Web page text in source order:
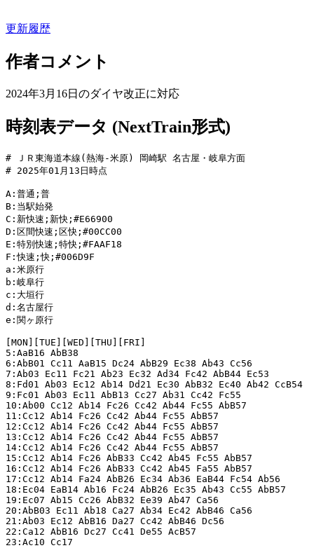
更新履歴
作者コメント
2024年3月16日のダイヤ改正に対応
時刻表データ (NextTrain形式)
# ＪＲ東海道本線(熱海-米原) 岡崎駅 名古屋・岐阜方面
# 2025年01月13日時点
A:普通;普
B:当駅始発
C:新快速;新快;#E66900
D:区間快速;区快;#00CC00
E:特別快速;特快;#FAAF18
F:快速;快;#006D9F
a:米原行
b:岐阜行
c:大垣行
d:名古屋行
e:関ヶ原行
[MON][TUE][WED][THU][FRI]
5:AaB16 AbB38
6:AbB01 Cc11 AaB15 Dc24 AbB29 Ec38 Ab43 Cc56
7:Ab03 Ec11 Fc21 Ab23 Ec32 Ad34 Fc42 AbB44 Ec53
8:Fd01 Ab03 Ec12 Ab14 Dd21 Ec30 AbB32 Ec40 Ab42 CcB54
9:Fc01 Ab03 Ec11 AbB13 Cc27 Ab31 Cc42 Fc55
10:Ab00 Cc12 Ab14 Fc26 Cc42 Ab44 Fc55 AbB57
11:Cc12 Ab14 Fc26 Cc42 Ab44 Fc55 AbB57
12:Cc12 Ab14 Fc26 Cc42 Ab44 Fc55 AbB57
13:Cc12 Ab14 Fc26 Cc42 Ab44 Fc55 AbB57
14:Cc12 Ab14 Fc26 Cc42 Ab44 Fc55 AbB57
15:Cc12 Ab14 Fc26 AbB33 Cc42 Ab45 Fc55 AbB57
16:Cc12 Ab14 Fc26 AbB33 Cc42 Ab45 Fa55 AbB57
17:Cc12 Ab14 Fa24 AbB26 Ec34 Ab36 EaB44 Fc54 Ab56
18:Ec04 EaB14 Ab16 Fc24 AbB26 Ec35 Ab43 Cc55 AbB57
19:Ec07 Ab15 Cc26 AbB32 Ee39 Ab47 Ca56
20:AbB03 Ec11 Ab18 Ca27 Ab34 Ec42 AbB46 Ca56
21:Ab03 Ec12 AbB16 Da27 Cc42 AbB46 Dc56
22:Ca12 AbB16 Dc27 Cc41 De55 AcB57
23:Ac10 Cc17